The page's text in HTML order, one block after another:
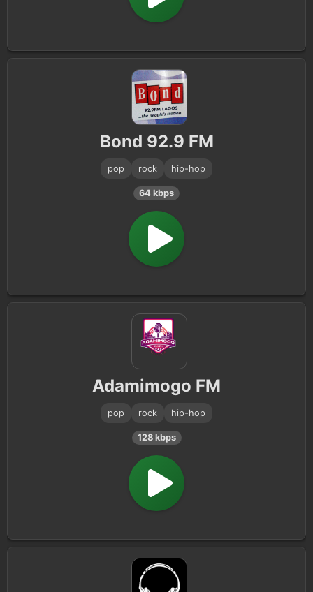
Bond 92.9 FM
pop rock hip-hop
64 kbps
Adamimogo FM
pop rock hip-hop
128 kbps